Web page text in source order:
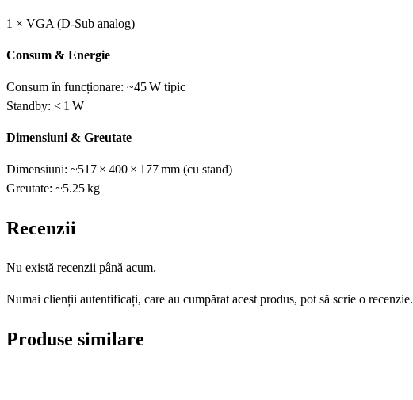
1 × VGA (D‑Sub analog)
Consum & Energie
Consum în funcționare: ~45 W tipic
Standby: < 1 W
Dimensiuni & Greutate
Dimensiuni: ~517 × 400 × 177 mm (cu stand)
Greutate: ~5.25 kg
Recenzii
Nu există recenzii până acum.
Numai clienții autentificați, care au cumpărat acest produs, pot să scrie o recenzie.
Produse similare